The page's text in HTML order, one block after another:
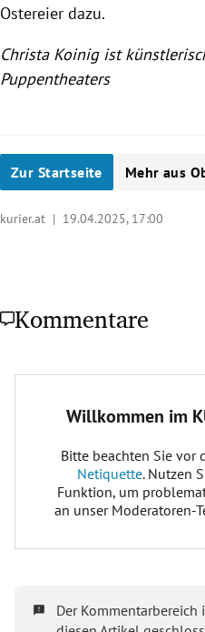
Ostereier dazu.
Christa Koinig ist
Puppentheaters
Zur Startseite Mehr aus
kurier.at | 19.04.2025, 17:00
Kommentare